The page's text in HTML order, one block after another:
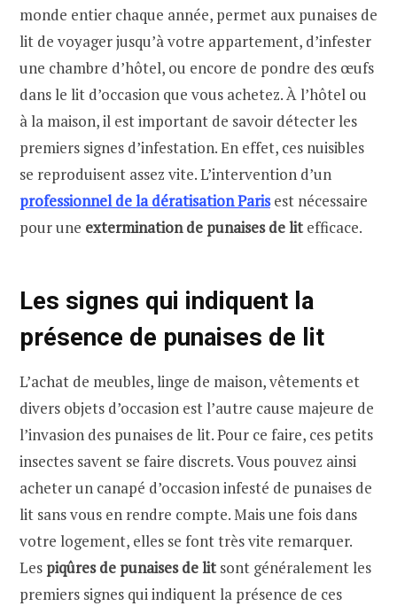
monde entier chaque année, permet aux punaises de
lit de voyager jusqu’à votre appartement, d’infester
une chambre d’hôtel, ou encore de pondre des œufs
dans le lit d’occasion que vous achetez. À l’hôtel ou
à la maison, il est important de savoir détecter les
premiers signes d’infestation. En effet, ces nuisibles
se reproduisent assez vite. L’intervention d’un
professionnel de la dératisation Parisest nécessaire
pour une extermination de punaises de litefficace.
Les signes qui indiquent la
présence de punaises de lit
L’achat de meubles, linge de maison, vêtements et
divers objets d’occasion est l’autre cause majeure de
l’invasion des punaises de lit. Pour ce faire, ces petits
insectes savent se faire discrets. Vous pouvez ainsi
acheter un canapé d’occasion infesté de punaises de
lit sans vous en rendre compte. Mais une fois dans
votre logement, elles se font très vite remarquer.
Les piqûres de punaises de litsont généralement les
premiers signes qui indiquent la présence de ces